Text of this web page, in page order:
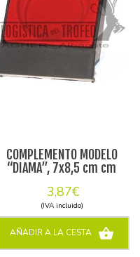
COMPLEMENTO MODELO
“DIAMA”, 7x8,5 cm cm
3,87€
(IVA incluido)
AÑADIR A LA CESTA